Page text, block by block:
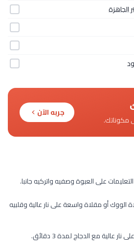
الجاهزة
مكوناتك.
جربه الآن
على العبوة وصفيه واتركيه جانبا.
أو مقلاة واسعة على نار عالية وقلبيه
عالية مع الدجاج لمدة 3 دقائق.